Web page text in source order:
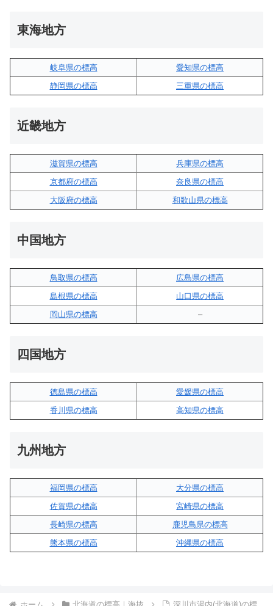
東海地方
岐阜県の標高
愛知県の標高
静岡県の標高
三重県の標高
近畿地方
滋賀県の標高
兵庫県の標高
京都府の標高
奈良県の標高
大阪府の標高
和歌山県の標高
中国地方
鳥取県の標高
広島県の標高
島根県の標高
山口県の標高
岡山県の標高
–
四国地方
徳島県の標高
愛媛県の標高
香川県の標高
高知県の標高
九州地方
福岡県の標高
大分県の標高
佐賀県の標高
宮崎県の標高
長崎県の標高
鹿児島県の標高
熊本県の標高
沖縄県の標高